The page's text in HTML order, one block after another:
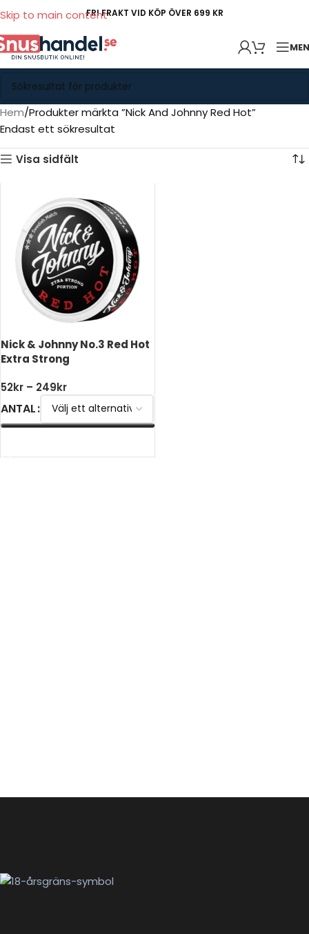
Skip to main contentFRI FRAKT VID KÖP ÖVER 699 KR
Hem Produkter märkta ”Nick And Johnny Red Hot”
Endast ett sökresultat
Visa sidfält
Nick & Johnny No.3 Red Hot
Extra Strong
52kr – 249kr
ANTAL